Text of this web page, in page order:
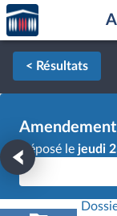
Aller au contenu
Aller en bas de la
Accèder
à la
page
d'accueil
< Résultats
Déposé le jeudi